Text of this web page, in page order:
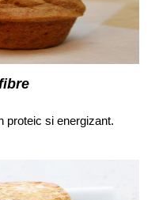
proteic si energizant.